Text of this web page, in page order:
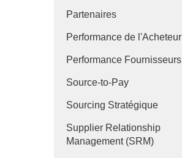
Partenaires
Performance de l'Acheteur
Performance Fournisseurs
Source-to-Pay
Sourcing Stratégique
Supplier Relationship
Management (SRM)